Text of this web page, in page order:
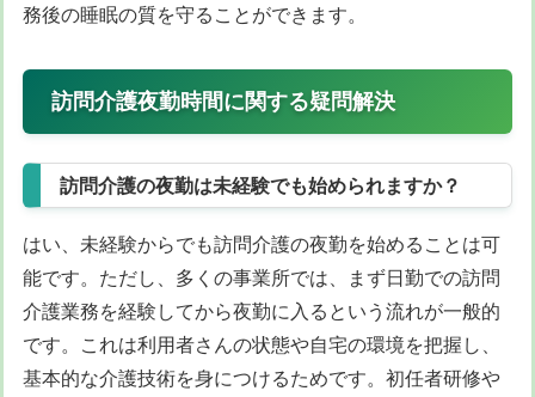
務後の睡眠の質を守ることができます。
訪問介護夜勤時間に関する疑問解決
訪問介護の夜勤は未経験でも始められますか？
はい、未経験からでも訪問介護の夜勤を始めることは可
能です。ただし、多くの事業所では、まず日勤での訪問
介護業務を経験してから夜勤に入るという流れが一般的
です。これは利用者さんの状態や自宅の環境を把握し、
基本的な介護技術を身につけるためです。初任者研修や